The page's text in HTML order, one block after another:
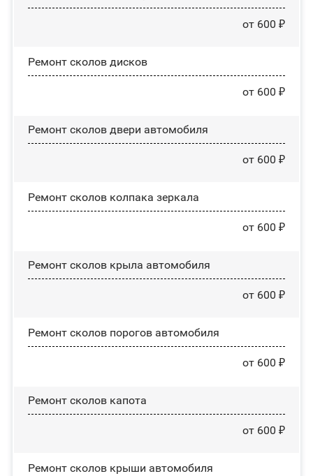
от 600 ₽
Ремонт сколов дисков
от 600 ₽
Ремонт сколов двери автомобиля
от 600 ₽
Ремонт сколов колпака зеркала
от 600 ₽
Ремонт сколов крыла автомобиля
от 600 ₽
Ремонт сколов порогов автомобиля
от 600 ₽
Ремонт сколов капота
от 600 ₽
Ремонт сколов крыши автомобиля